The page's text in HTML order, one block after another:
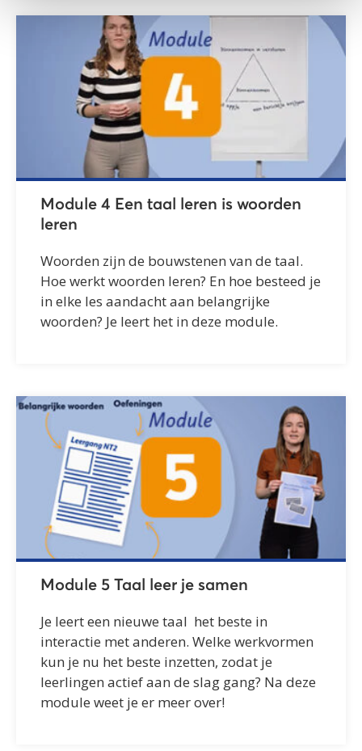
Module 4 Een taal leren is woorden
leren
Woorden zijn de bouwstenen van de taal.
Hoe werkt woorden leren? En hoe besteed je
in elke les aandacht aan belangrijke
woorden? Je leert het in deze module.
Module 5 Taal leer je samen
Je leert een nieuwe taal het beste in
interactie met anderen. Welke werkvormen
kun je nu het beste inzetten, zodat je
leerlingen actief aan de slag gang? Na deze
module weet je er meer over!